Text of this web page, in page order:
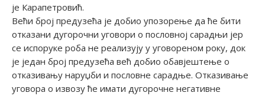
је Карапетровић.
Већи број предузећа је добио упозорење да ће бити
отказани дугорочни уговори о пословној сарадњи јер
се испоруке роба не реализују у уговореном року, док
је један број предузећа већ добио обавјештење о
отказивању наруџби и пословне сарадње. Отказивање
уговора о извозу ће имати дугорочне негативне